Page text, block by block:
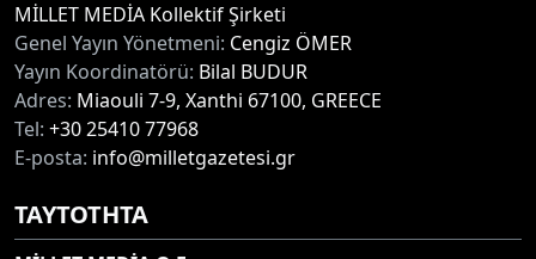
MİLLET MEDİA Kollektif Şirketi
Genel Yayın Yönetmeni: Cengiz ÖMER
Yayın Koordinatörü: Bilal BUDUR
Adres: Miaouli 7-9, Xanthi 67100, GREECE
Tel: +30 25410 77968
E-posta: info@milletgazetesi.gr
ΤΑΥΤΟΤΗΤΑ